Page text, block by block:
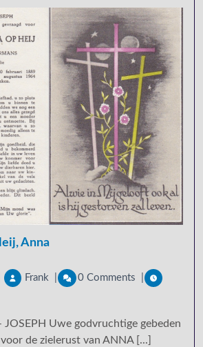
Anna
Frank 0 Comments
JOSEPH Uwe godvruchtige gebeden
de zielerust van ANNA [...]